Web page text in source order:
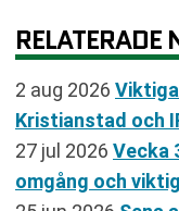
RELATERADE
2 aug 2026
Kristianstad och
27 jul 2026 Vecka
omgång och